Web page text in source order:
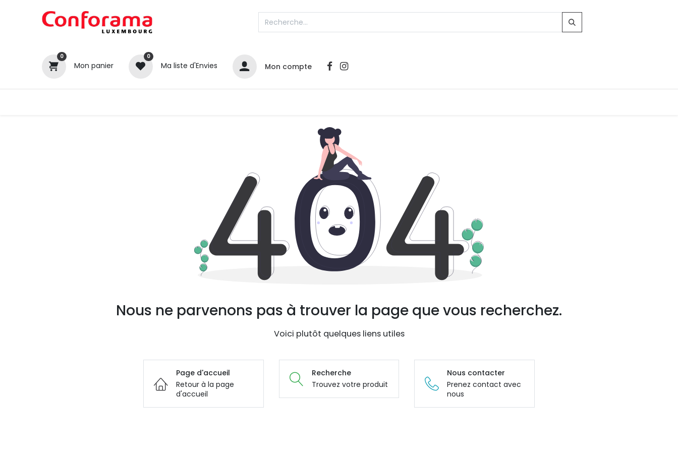
0
Mon panier
0
Ma liste d'Envies Mon compte
Nous ne parvenons pas à trouver la page que vous recherchez.
Voici plutôt quelques liens utiles
Page d'accueil
Retour à la page
d'accueil
Recherche
Trouvez votre produit
Nous contacter
Prenez contact avec
nous